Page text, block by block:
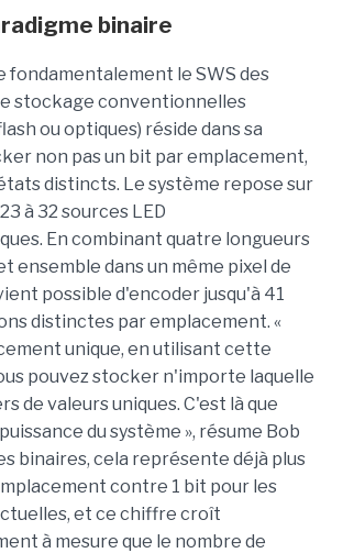
binaire
fondamentalement le SWS des
stockage conventionnelles
ou optiques) réside dans sa
non pas un bit par emplacement,
distincts. Le système repose sur
à 32 sources LED
En combinant quatre longueurs
ensemble dans un même pixel de
possible d'encoder jusqu'à 41
distinctes par emplacement. «
unique, en utilisant cette
pouvez stocker n'importe laquelle
de valeurs uniques. C'est là que
du système », résume Bob
binaires, cela représente déjà plus
contre 1 bit pour les
et ce chiffre croît
à mesure que le nombre de